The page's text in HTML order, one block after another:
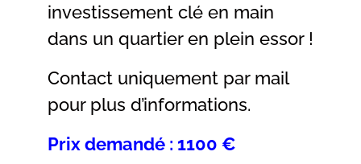
investissement clé en main
dans un quartier en plein essor !
Contact uniquement par mail
pour plus d’informations.
Prix demandé : 1100 €